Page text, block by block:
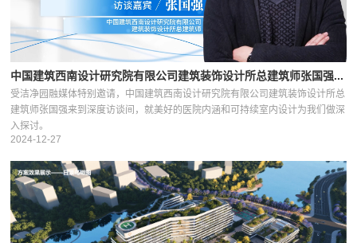
中国建筑西南设计研究院有限公司建筑装饰设计所总建筑师张国强...
受洁净园融媒体特别邀请，中国建筑西南设计研究院有限公司建筑装饰设计所总
建筑师张国强来到深度访谈间，就美好的医院内涵和可持续室内设计为我们做深
入探讨。
2024-12-27